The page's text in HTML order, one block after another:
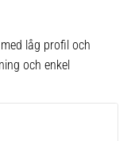
låg profil och
och enkel